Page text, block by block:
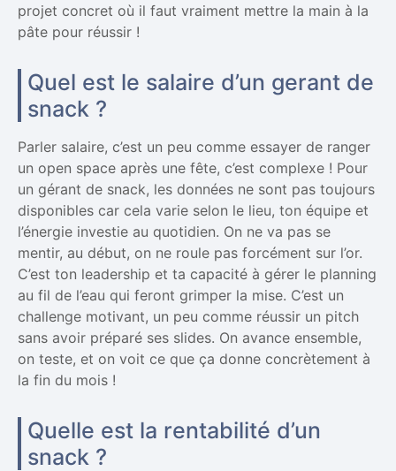
projet concret où il faut vraiment mettre la main à la
pâte pour réussir !
Quel est le salaire d’un gerant de
snack ?
Parler salaire, c’est un peu comme essayer de ranger
un open space après une fête, c’est complexe ! Pour
un gérant de snack, les données ne sont pas toujours
disponibles car cela varie selon le lieu, ton équipe et
l’énergie investie au quotidien. On ne va pas se
mentir, au début, on ne roule pas forcément sur l’or.
C’est ton leadership et ta capacité à gérer le planning
au fil de l’eau qui feront grimper la mise. C’est un
challenge motivant, un peu comme réussir un pitch
sans avoir préparé ses slides. On avance ensemble,
on teste, et on voit ce que ça donne concrètement à
la fin du mois !
Quelle est la rentabilité d’un
snack ?